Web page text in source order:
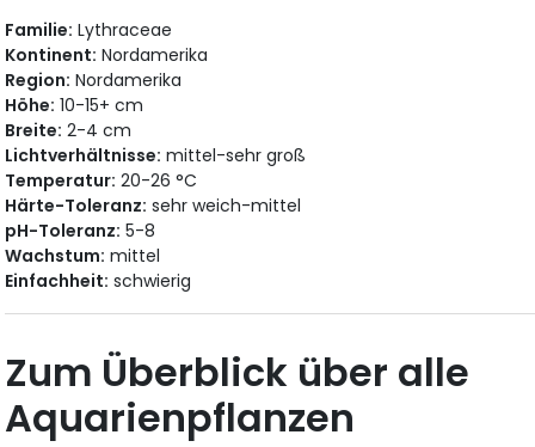
Familie: Lythraceae
Kontinent: Nordamerika
Region: Nordamerika
Höhe: 10-15+ cm
Breite: 2-4 cm
Lichtverhältnisse: mittel-sehr groß
Temperatur: 20-26 °C
Härte-Toleranz: sehr weich-mittel
pH-Toleranz: 5-8
Wachstum: mittel
Einfachheit: schwierig
Zum Überblick über alle
Aquarienpflanzen